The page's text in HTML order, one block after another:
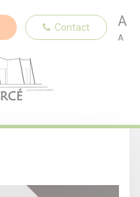
Contact A
A